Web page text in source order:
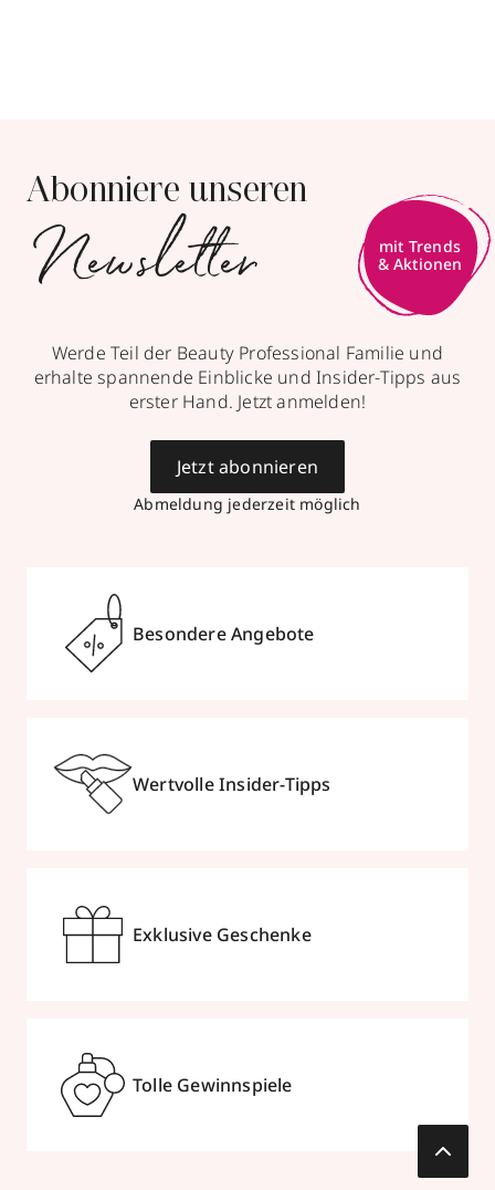
Abonniere unseren
Newsletter
Werde Teil der Beauty Professional Familie und
erhalte spannende Einblicke und Insider-Tipps aus
erster Hand. Jetzt anmelden!
Abmeldung jederzeit möglich
Jetzt abonnieren
Besondere Angebote
Wertvolle Insider-Tipps
Exklusive Geschenke
Tolle Gewinnspiele